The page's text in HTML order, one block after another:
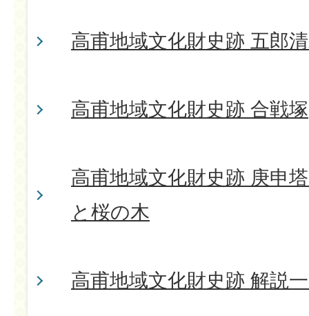
高甫地域文化財史跡 五郎
高甫地域文化財史跡 合戦塚
高甫地域文化財史跡 庚申
と桜の木
高甫地域文化財史跡 解説